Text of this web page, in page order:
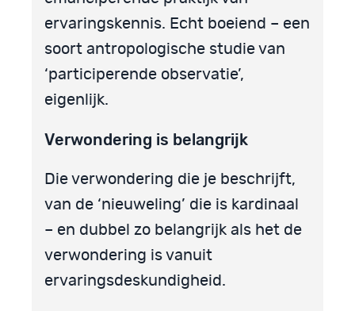
ervaringskennis. Echt boeiend – een
soort antropologische studie van
‘participerende observatie’,
eigenlijk.
Verwondering is belangrijk
Die verwondering die je beschrijft,
van de ‘nieuweling’ die is kardinaal
– en dubbel zo belangrijk als het de
verwondering is vanuit
ervaringsdeskundigheid.